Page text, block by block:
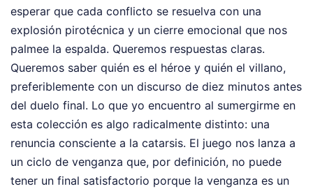
esperar que cada conflicto se resuelva con una
explosión pirotécnica y un cierre emocional que nos
palmee la espalda. Queremos respuestas claras.
Queremos saber quién es el héroe y quién el villano,
preferiblemente con un discurso de diez minutos antes
del duelo final. Lo que yo encuentro al sumergirme en
esta colección es algo radicalmente distinto: una
renuncia consciente a la catarsis. El juego nos lanza a
un ciclo de venganza que, por definición, no puede
tener un final satisfactorio porque la venganza es un